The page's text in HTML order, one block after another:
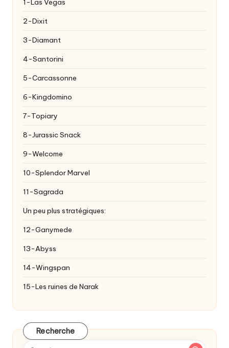
1-Las Vegas
2-Dixit
3-Diamant
4-Santorini
5-Carcassonne
6-Kingdomino
7-Topiary
8-Jurassic Snack
9-Welcome
10-Splendor Marvel
11-Sagrada
Un peu plus stratégiques:
12-Ganymede
13-Abyss
14-Wingspan
15-Les ruines de Narak
Recherche